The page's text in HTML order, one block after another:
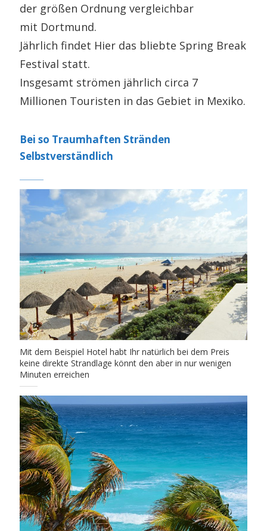
der größen Ordnung vergleichbar
mit Dortmund.
Jährlich findet Hier das bliebte Spring Break
Festival statt.
Insgesamt strömen jährlich circa 7
Millionen Touristen in das Gebiet in Mexiko.
Bei so Traumhaften Stränden
Selbstverständlich
Mit dem Beispiel Hotel habt Ihr natürlich bei dem Preis
keine direkte Strandlage könnt den aber in nur wenigen
Minuten erreichen